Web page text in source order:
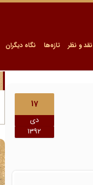
نقد و نظر تازه‌ها نگاه دیگران
17
دی
1392